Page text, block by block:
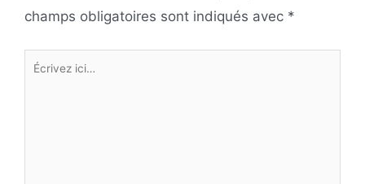
champs obligatoires sont indiqués avec *
Écrivez